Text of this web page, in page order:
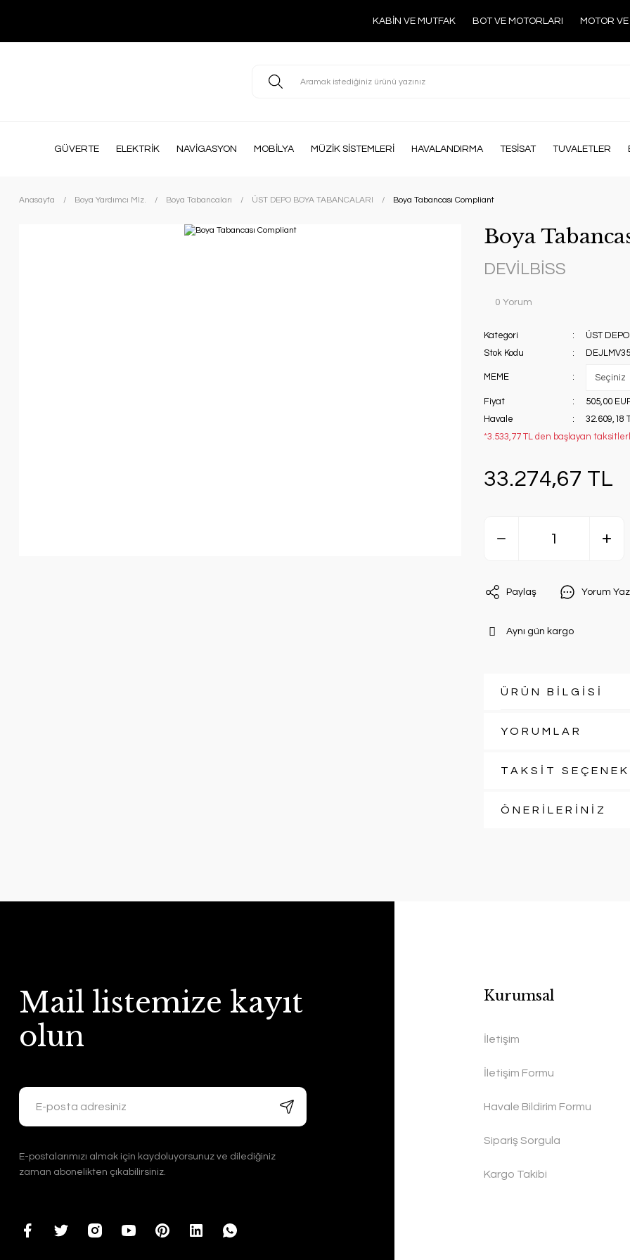
KABİN VE MUTFAK BOT VE MOTORLARI MOTOR
GÜVERTE ELEKTRİK NAVİGASYON MOBİLYA MÜZİK SİSTEMLERİ HAVALANDIRMA TESİSAT TUVALETLER
Anasayfa Boya Yardımcı Mlz. Boya Tabancaları ÜST DEPO BOYA TABANCALARI Boya Tabancası Compliant
Boya
DEVİLBİSS
0 Yorum
Kategori
ÜST
Stok Kodu
DEJLMV35
MEME
Fiyat
505,00
Havale
32.609,18
*3.533,77 TL den başlayan
33.274,67 TL
Paylaş Yorum Yaz
Aynı gün kargo
ÜRÜN BİLGİSİ
YORUMLAR
TAKSİT
ÖNERİLERİNİZ
Mail listemize kayıt
olun
E-postalarımızı almak için kaydoluyorsunuz ve dilediğiniz
zaman abonelikten çıkabilirsiniz.
Kurumsal
İletişim
İletişim Formu
Havale Bildirim Formu
Sipariş Sorgula
Kargo Takibi